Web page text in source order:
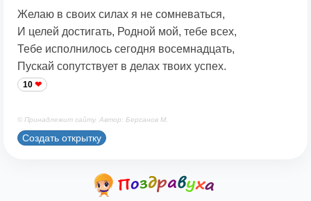
Желаю в своих силах я не сомневаться,
И целей достигать, Родной мой, тебе всех,
Тебе исполнилось сегодня восемнадцать,
Пускай сопутствует в делах твоих успех.
10
© Принадлежит сайту. Автор: Берсанов М.
Создать открытку